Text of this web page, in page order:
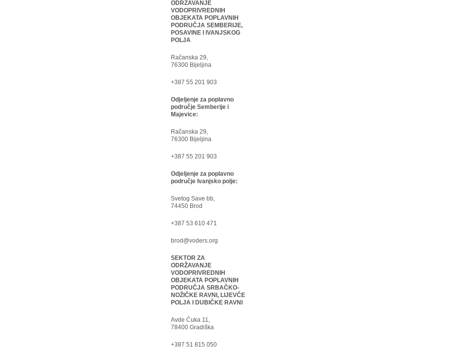
ODRŽAVANJE
VODOPRIVREDNIH
OBJEKATA POPLAVNIH
PODRUČJA SEMBERIJE,
POSAVINE I IVANJSKOG
POLJA
Račanska 29,
76300 Bijeljina
+387 55 201 903
Odjeljenje za poplavno
područje Semberije i
Majevice:
Račanska 29,
76300 Bijeljina
+387 55 201 903
Odjeljenje za poplavno
područje Ivanjsko polje:
Svetog Save bb,
74450 Brod
+387 53 610 471
brod@voders.org
SEKTOR ZA
ODRŽAVANJE
VODOPRIVREDNIH
OBJEKATA POPLAVNIH
PODRUČJA SRBAČKO-
NOŽIČKE RAVNI, LIJEVČE
POLJA I DUBIČKE RAVNI
Avde Ćuka 11,
78400 Gradiška
+387 51 815 050